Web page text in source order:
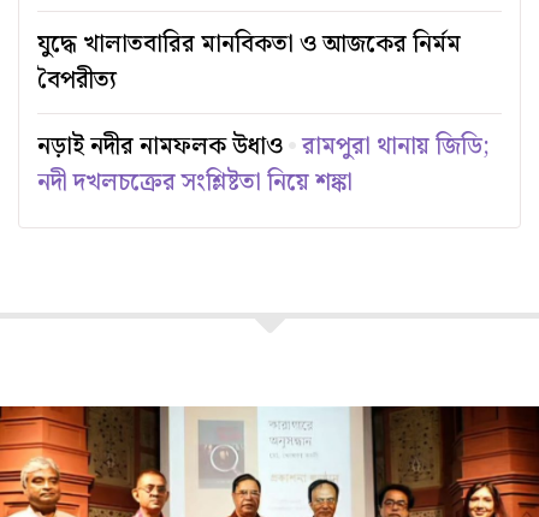
যুদ্ধে খালাতবারির মানবিকতা ও আজকের নির্মম
বৈপরীত্য
নড়াই নদীর নামফলক উধাও রামপুরা থানায় জিডি;
নদী দখলচক্রের সংশ্লিষ্টতা নিয়ে শঙ্কা